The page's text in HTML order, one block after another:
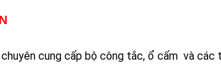
cung cấp bộ công tắc, ổ cấm và